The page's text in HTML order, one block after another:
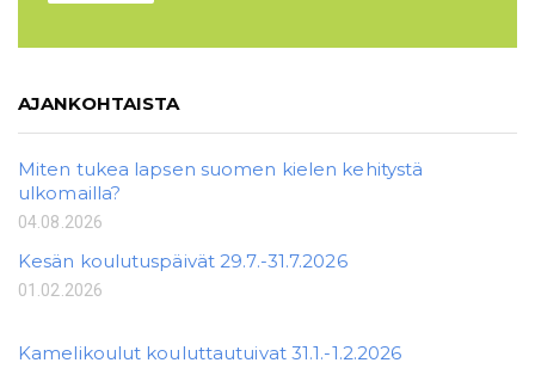
AJANKOHTAISTA
Miten tukea lapsen suomen kielen kehitystä
ulkomailla?
04.08.2026
Kesän koulutuspäivät 29.7.-31.7.2026
01.02.2026
Kamelikoulut kouluttautuivat 31.1.-1.2.2026